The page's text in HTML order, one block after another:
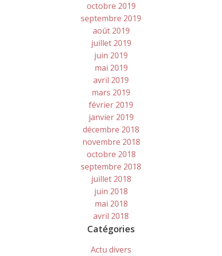
octobre 2019
septembre 2019
août 2019
juillet 2019
juin 2019
mai 2019
avril 2019
mars 2019
février 2019
janvier 2019
décembre 2018
novembre 2018
octobre 2018
septembre 2018
juillet 2018
juin 2018
mai 2018
avril 2018
Catégories
Actu divers